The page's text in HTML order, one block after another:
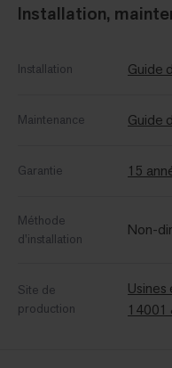
Installation,
Installation Guide
Maintenance Guide
Garantie 15
Méthode
d'installation
Non-
Site de
production
14001